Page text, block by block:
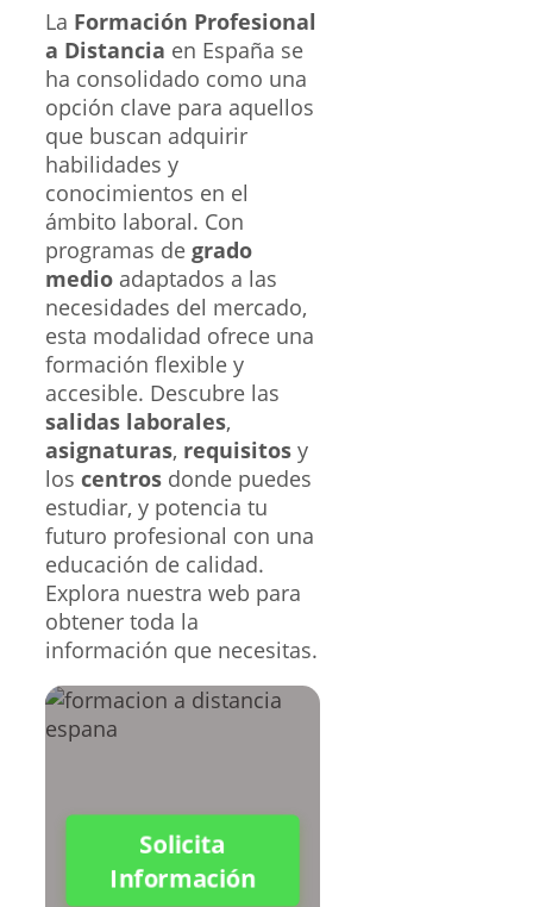
La Formación Profesional
a Distancia en España se
ha consolidado como una
opción clave para aquellos
que buscan adquirir
habilidades y
conocimientos en el
ámbito laboral. Con
programas de grado
medio adaptados a las
necesidades del mercado,
esta modalidad ofrece una
formación flexible y
accesible. Descubre las
salidas laborales,
asignaturas, requisitos y
los centros donde puedes
estudiar, y potencia tu
futuro profesional con una
educación de calidad.
Explora nuestra web para
obtener toda la
información que necesitas.
Solicita
Información